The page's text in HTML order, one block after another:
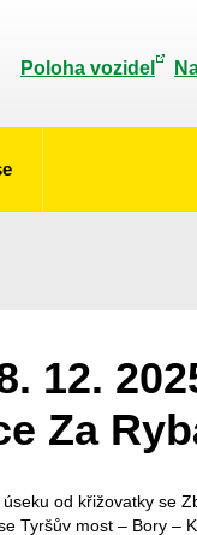
Poloha vozidel
12.
Za
od křižovatky se
Tyršův most – Bory –